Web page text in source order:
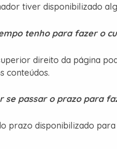
tiver disponibilizado
tenho para fazer o
direito da página
conteúdos.
se passar o prazo para
prazo disponibilizado